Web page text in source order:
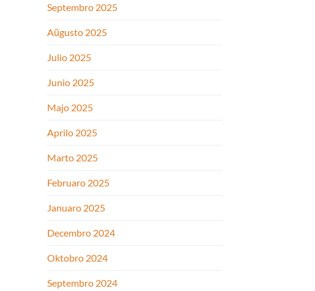
Septembro 2025
Aŭgusto 2025
Julio 2025
Junio 2025
Majo 2025
Aprilo 2025
Marto 2025
Februaro 2025
Januaro 2025
Decembro 2024
Oktobro 2024
Septembro 2024